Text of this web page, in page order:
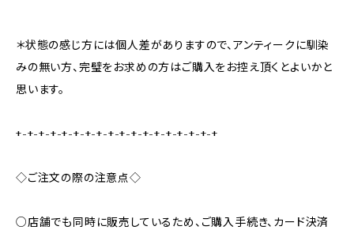
＊状態の感じ方には個人差がありますので、アンティークに馴染
みの無い方、完璧をお求めの方はご購入をお控え頂くとよいかと
思います。
+-+-+-+-+-+-+-+-+-+-+-+-+-+-+-+-+-+
◇ご注文の際の注意点◇
○店舗でも同時に販売しているため、ご購入手続き、カード決済